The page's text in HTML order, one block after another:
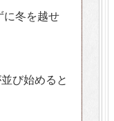
に冬を越せ
び始めると